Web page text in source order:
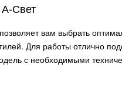
А-Свет
вам выбрать
Для работы отлично
с необходимыми